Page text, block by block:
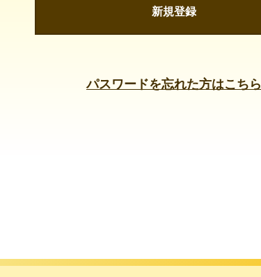
新規登録
パスワードを忘れた方はこちら